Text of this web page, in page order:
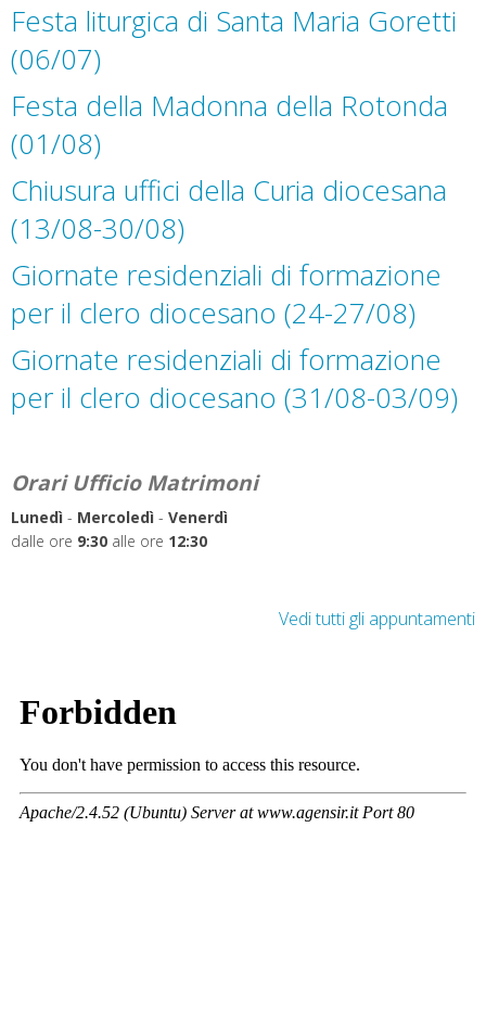
Festa liturgica di Santa Maria Goretti
(06/07)
Festa della Madonna della Rotonda
(01/08)
Chiusura uffici della Curia diocesana
(13/08-30/08)
Giornate residenziali di formazione
per il clero diocesano (24-27/08)
Giornate residenziali di formazione
per il clero diocesano (31/08-03/09)
Orari Ufficio Matrimoni
Lunedì - Mercoledì - Venerdì
dalle ore 9:30 alle ore 12:30
Vedi tutti gli appuntamenti